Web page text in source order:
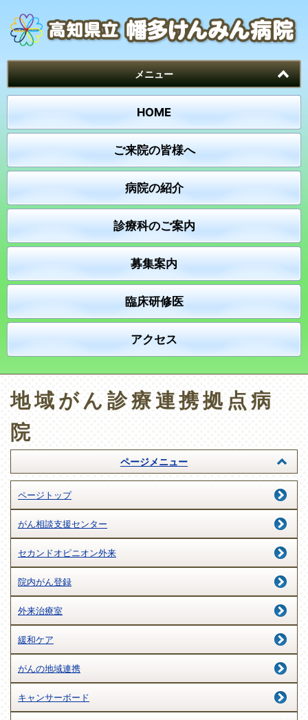
メニュー
HOME
ご来院の皆様へ
病院の紹介
診療科のご案内
募集案内
臨床研修医
アクセス
地域がん診療連携拠点病
院
ページメニュー
ページトップ
がん相談支援センター
セカンドオピニオン外来
院内がん登録
外来治療室
緩和ケア
がんの地域連携
キャンサーボード